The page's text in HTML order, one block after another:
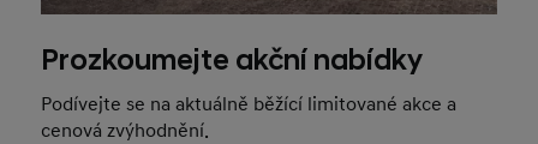
Prozkoumejte akční nabídky
Podívejte se na aktuálně běžící limitované akce a
cenová zvýhodnění.